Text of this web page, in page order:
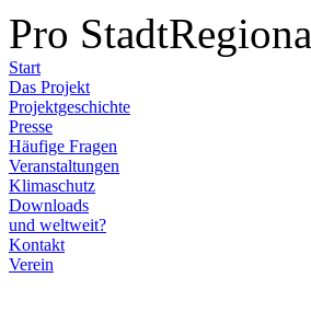
Pro
Start
Das Projekt
Projektgeschichte
Presse
Häufige Fragen
Veranstaltungen
Klimaschutz
Downloads
und weltweit?
Kontakt
Verein